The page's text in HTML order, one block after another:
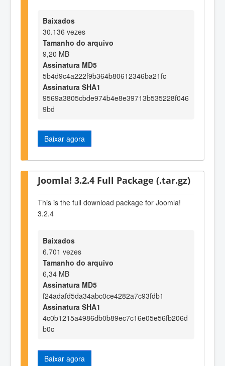
Baixados
30.136 vezes
Tamanho do arquivo
9,20 MB
Assinatura MD5
5b4d9c4a222f9b364b80612346ba21fc
Assinatura SHA1
9569a3805cbde974b4e8e39713b535228f046
9bd
Baixar agora
Joomla! 3.2.4 Full Package (.tar.gz)
This is the full download package for Joomla!
3.2.4
Baixados
6.701 vezes
Tamanho do arquivo
6,34 MB
Assinatura MD5
f24adafd5da34abc0ce4282a7c93fdb1
Assinatura SHA1
4c0b1215a4986db0b89ec7c16e05e56fb206d
b0c
Baixar agora